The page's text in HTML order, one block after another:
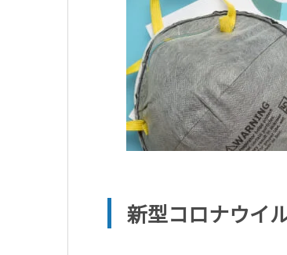
新型コロナウイ